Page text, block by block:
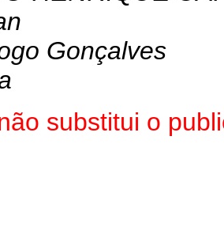
Gonçalves
substitui o